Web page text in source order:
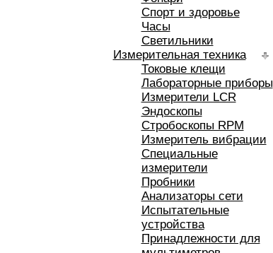
Спорт и здоровье
Часы
Светильники
Измерительная техника
Токовые клещи
Лабораторные приборы
Измерители LCR
Эндоскопы
Стробоскопы RPM
Измеритель вибрации
Специальные
измерители
Пробники
Анализаторы сети
Испытательные
устройства
Принадлежности для